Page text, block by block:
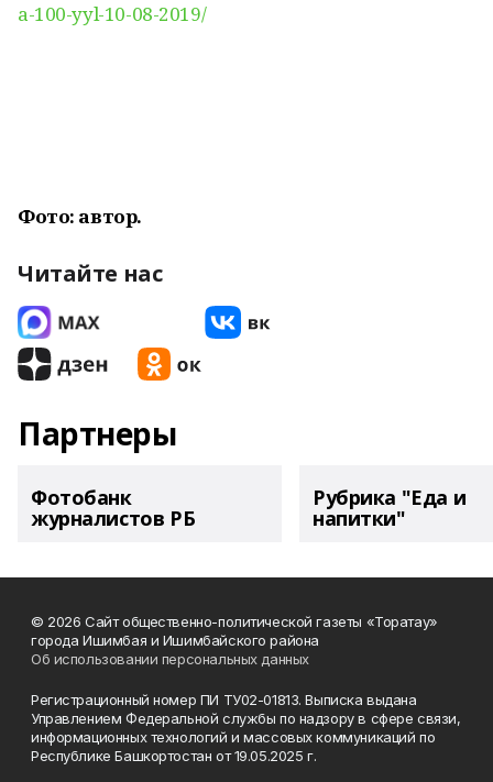
a-100-yyl-10-08-2019/
Фото: автор.
Читайте нас
Партнеры
Фотобанк
журналистов РБ
Рубрика "Еда и
напитки"
© 2026 Сайт общественно-политической газеты «Торатау»
города Ишимбая и Ишимбайского района
Об использовании персональных данных
Регистрационный номер ПИ ТУ02-01813. Выписка выдана
Управлением Федеральной службы по надзору в сфере связи,
информационных технологий и массовых коммуникаций по
Республике Башкортостан от 19.05.2025 г.